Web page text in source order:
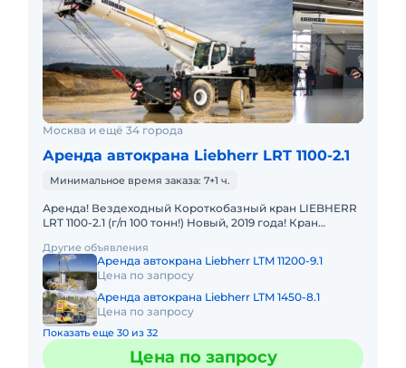
Москва и ещё 34 города
Аренда автокрана Liebherr LRT 1100-2.1
Минимальное время заказа: 7+1 ч.
Аренда! Вездеходный Короткобазный кран LIEBHERR
LRT 1100-2.1 (г/п 100 тонн!) Новый, 2019 года! Кран
бездорожью. Тех
Другие объявления
Аренда автокрана Liebherr LTM 11200-9.1
Цена по запросу
Аренда автокрана Liebherr LTM 1450-8.1
Цена по запросу
Показать еще 30 из 32
Цена по запросу